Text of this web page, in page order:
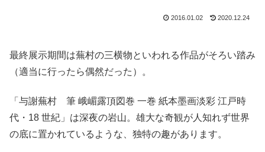
2016.01.02 2020.12.24
最終展示期間は蕪村の三横物といわれる作品がそろい踏み
（適当に行ったら偶然だった）。
「与謝蕪村 筆 峨嵋露頂図巻 一巻 紙本墨画淡彩 江戸時
代・18 世紀」は深夜の岩山。雄大な奇観が人知れず世界
の底に置かれているような、独特の趣があります。